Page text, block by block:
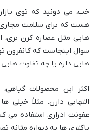
خب، می دونید که توی
هست که برای سلامت مجاری
هایی مثل عصاره کرن بری،
سوال اینجاست که کانفرون
هایی داره یا چه تفاوت هایی
اکثر این محصولات
التهابی دارن. مثلاً خیلی
عفونت ادراری استفاده می
باکتری ها به دیواره مثانه